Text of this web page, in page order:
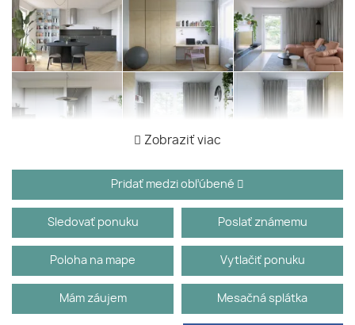
Zobraziť viac
Pridať medzi obľúbené
Sledovať ponuku Poslať známemu
Poloha na mape Vytlačiť ponuku
Mám záujem Mesačná splátka